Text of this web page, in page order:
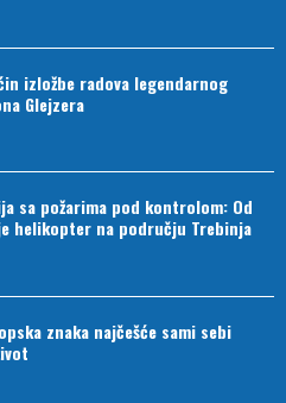
izložbe radova legendarnog
Glejzera
sa požarima pod kontrolom: Od
helikopter na području Trebinja
znaka najčešće sami sebi